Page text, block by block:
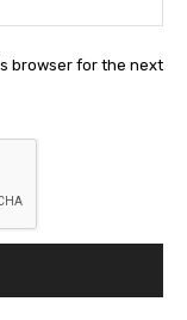
browser for the next